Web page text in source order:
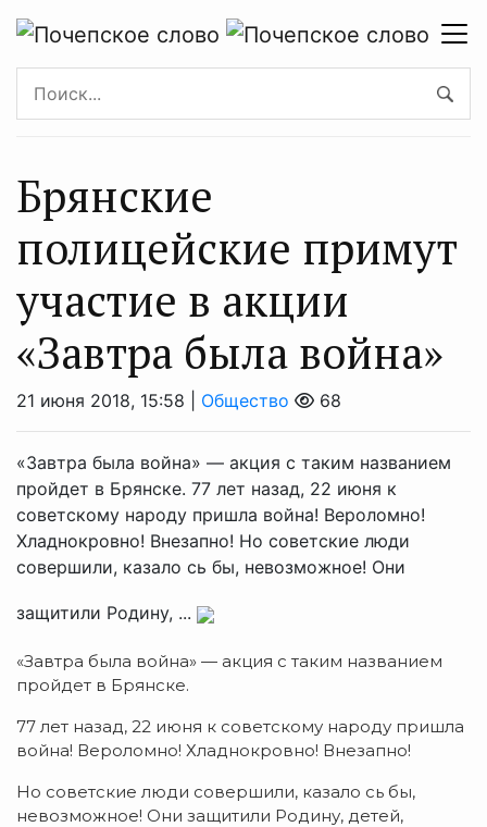
Брянские
полицейские примут
участие в акции
«Завтра была война»
21 июня 2018, 15:58 | Общество 68
«Завтра была война» — акция с таким названием
пройдет в Брянске. 77 лет назад, 22 июня к
советскому народу пришла война! Вероломно!
Хладнокровно! Внезапно! Но советские люди
совершили, казало сь бы, невозможное! Они
защитили Родину, ...
«Завтра была война» — акция с таким названием
пройдет в Брянске.
77 лет назад, 22 июня к советскому народу пришла
война! Вероломно! Хладнокровно! Внезапно!
Но советские люди совершили, казало сь бы,
невозможное! Они защитили Родину, детей,